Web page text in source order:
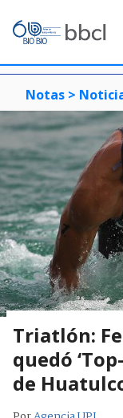
Notas >
Triatlón:
quedó
de